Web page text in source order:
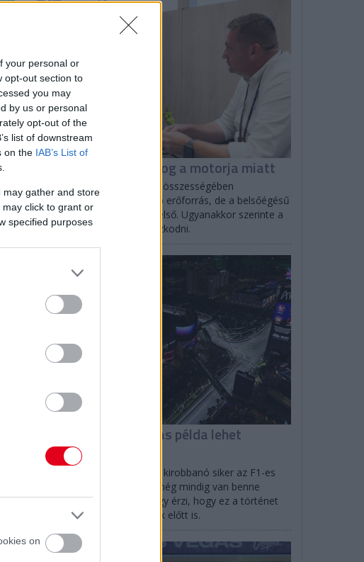
your personal or
opt-out section to
you may
by us or personal
opt-out of the
list of downstream
on the IAB’s List of
may gather and store
click to grant or
specified purposes
on
Wolff: A Ferrari nyafog a motorja miatt
Toto Wolff elismerte, hogy összességében
valószínűleg övék a legjobb erőforrás, de a belsőégésű
motor terén a Red Bull az első. Ugyanakkor szerinte a
Ferrarinak sincs oka panaszkodni.
Domenicali: Las Vegas példa lehet
másoknak
Stefano Domenicali szerint kirobbanó siker az F1-es
nagydíj Las Vegasban, de még mindig van benne
növekedési potenciál, és úgy érzi, hogy ez a történet
példaként szolgálhat mások előtt is.
EGYÉB